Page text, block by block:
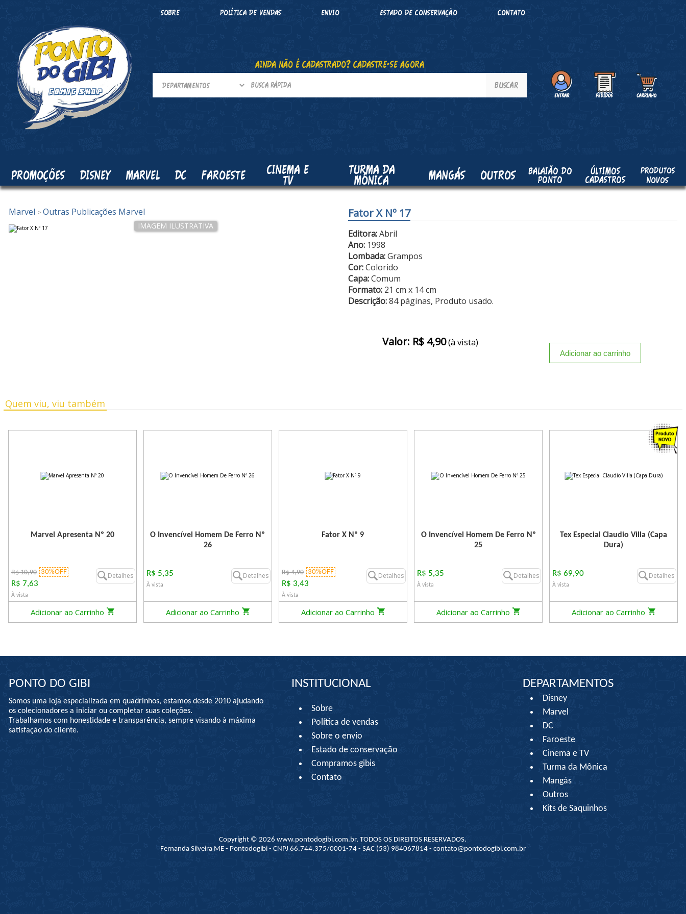
SOBRE POLÍTICA DE VENDAS ENVIO ESTADO DE CONSERVAÇÃO CONTATO
AINDA NÃO É CADASTRADO? CADASTRE-SE AGORA
PROMOÇÕES DISNEY MARVEL DC FAROESTE CINEMA E
TV
TURMA DA
MÔNICA MANGÁS OUTROS BALAIÃO DO
PONTO
ÚLTIMOS
CADASTROS
PRODUTOS
NOVOS
Marvel >Outras Publicações Marvel Fator X Nº 17
Editora:Abril
Ano:1998
Lombada:Grampos
Cor:Colorido
Capa:Comum
Formato:21 cm x 14 cm
Descrição:84 páginas, Produto usado.
Valor: R$ 4,90(à vista)
Quem viu, viu também
Marvel Apresenta Nº 20
R$ 10,90 30%OFF
R$ 7,63
À vista
Detalhes
Adicionar ao Carrinho
O Invencível Homem De Ferro Nº
26
R$ 5,35
À vista
Detalhes
Adicionar ao Carrinho
Fator X Nº 9
R$ 4,90 30%OFF
R$ 3,43
À vista
Detalhes
Adicionar ao Carrinho
O Invencível Homem De Ferro Nº
25
R$ 5,35
À vista
Detalhes
Adicionar ao Carrinho
Tex Especial Claudio Villa (Capa
Dura)
R$ 69,90
À vista
Detalhes
Adicionar ao Carrinho
PONTO DO GIBI
Somos uma loja especializada em quadrinhos, estamos desde 2010 ajudando
os colecionadores a iniciar ou completar suas coleções.
Trabalhamos com honestidade e transparência, sempre visando à máxima
satisfação do cliente.
INSTITUCIONAL
Sobre
Política de vendas
Sobre o envio
Estado de conservação
Compramos gibis
Contato
DEPARTAMENTOS
Disney
Marvel
DC
Faroeste
Cinema e TV
Turma da Mônica
Mangás
Outros
Kits de Saquinhos
Copyright © 2026 www.pontodogibi.com.br, TODOS OS DIREITOS RESERVADOS.
Fernanda Silveira ME - Pontodogibi - CNPJ 66.744.375/0001-74 - SAC (53) 984067814 - contato@pontodogibi.com.br